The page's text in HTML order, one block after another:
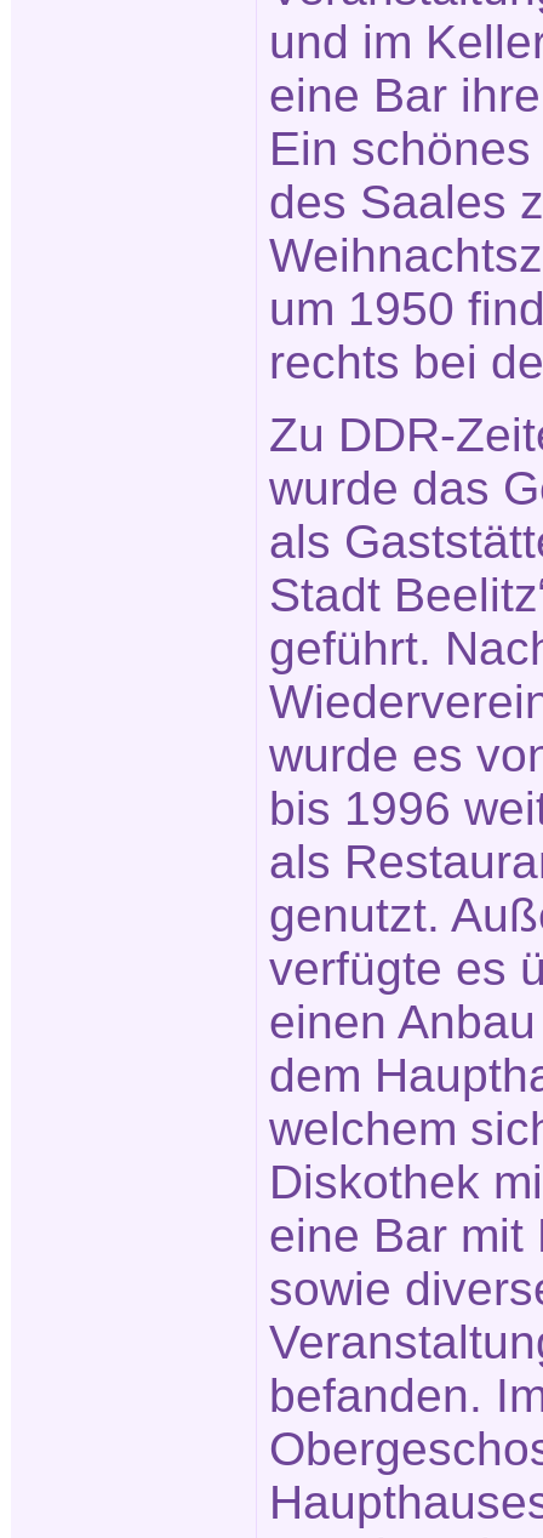
und im
eine Bar
Ein
des Saales
um 1950
rechts bei
Zu DDR-
wurde das
als
Stadt
geführt.
wurde es
bis 1996
als
genutzt.
verfügte es
einen
dem
welchem
Diskothek
eine Bar mit
sowie
befanden.